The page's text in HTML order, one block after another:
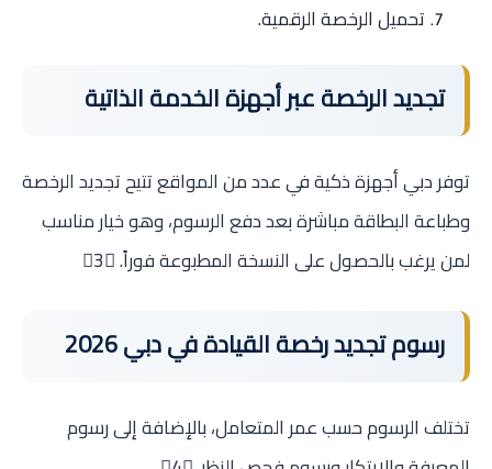
تحميل الرخصة الرقمية.
تجديد الرخصة عبر أجهزة الخدمة الذاتية
توفر دبي أجهزة ذكية في عدد من المواقع تتيح تجديد الرخصة
وطباعة البطاقة مباشرة بعد دفع الرسوم، وهو خيار مناسب
لمن يرغب بالحصول على النسخة المطبوعة فوراً. 3
رسوم تجديد رخصة القيادة في دبي 2026
تختلف الرسوم حسب عمر المتعامل، بالإضافة إلى رسوم